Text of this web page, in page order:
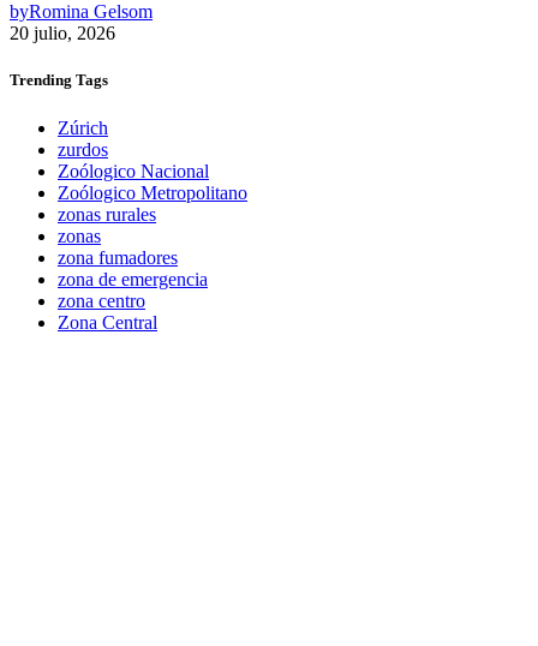
byRomina Gelsom
20 julio, 2026
Trending Tags
Zúrich
zurdos
Zoólogico Nacional
Zoólogico Metropolitano
zonas rurales
zonas
zona fumadores
zona de emergencia
zona centro
Zona Central